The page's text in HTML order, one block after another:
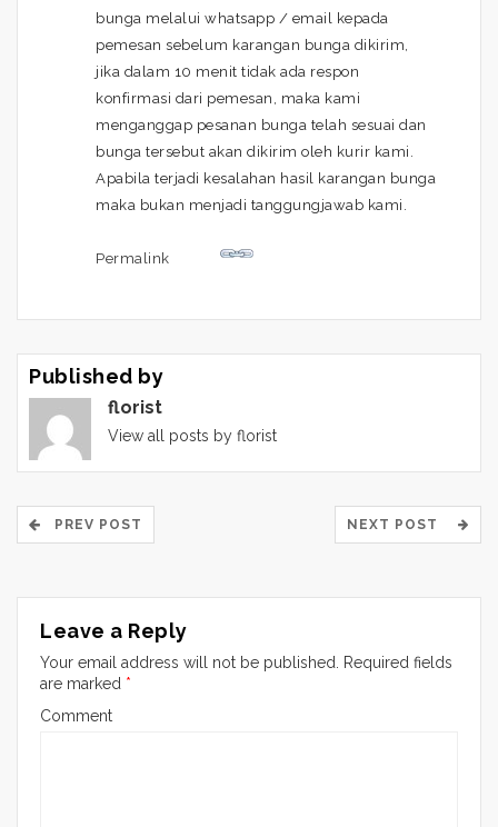
bunga melalui whatsapp / email kepada
pemesan sebelum karangan bunga dikirim,
jika dalam 10 menit tidak ada respon
konfirmasi dari pemesan, maka kami
menganggap pesanan bunga telah sesuai dan
bunga tersebut akan dikirim oleh kurir kami.
Apabila terjadi kesalahan hasil karangan bunga
maka bukan menjadi tanggungjawab kami.
Permalink
Published by
florist
View all posts by florist
PREV POST NEXT POST
Leave a Reply
Your email address will not be published.
Required fields
are marked *
Comment